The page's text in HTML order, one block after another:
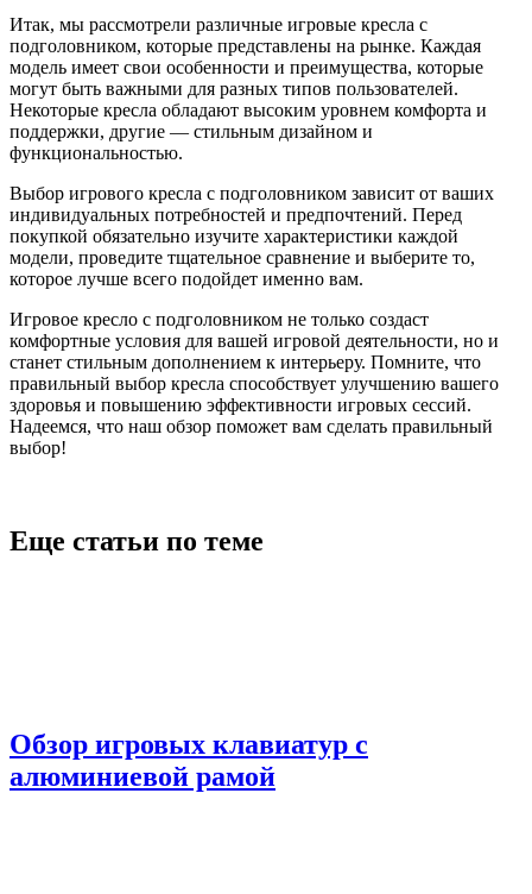
Итак, мы рассмотрели различные игровые кресла с
подголовником, которые представлены на рынке. Каждая
модель имеет свои особенности и преимущества, которые
могут быть важными для разных типов пользователей.
Некоторые кресла обладают высоким уровнем комфорта и
поддержки, другие — стильным дизайном и
функциональностью.
Выбор игрового кресла с подголовником зависит от ваших
индивидуальных потребностей и предпочтений. Перед
покупкой обязательно изучите характеристики каждой
модели, проведите тщательное сравнение и выберите то,
которое лучше всего подойдет именно вам.
Игровое кресло с подголовником не только создаст
комфортные условия для вашей игровой деятельности, но и
станет стильным дополнением к интерьеру. Помните, что
правильный выбор кресла способствует улучшению вашего
здоровья и повышению эффективности игровых сессий.
Надеемся, что наш обзор поможет вам сделать правильный
выбор!
Еще статьи по теме
Обзор игровых клавиатур с
алюминиевой рамой